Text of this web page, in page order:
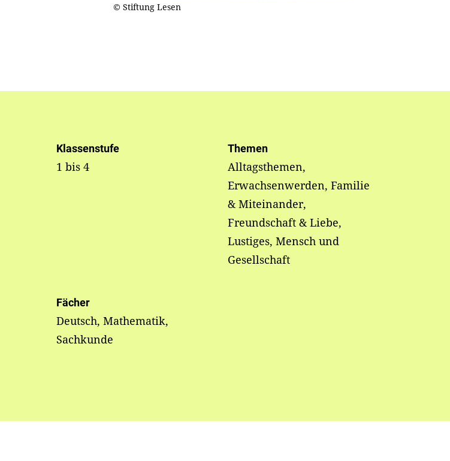
© Stiftung Lesen
Klassenstufe
1 bis 4
Themen
Alltagsthemen,
Erwachsenwerden, Familie
& Miteinander,
Freundschaft & Liebe,
Lustiges, Mensch und
Gesellschaft
Fächer
Deutsch, Mathematik,
Sachkunde